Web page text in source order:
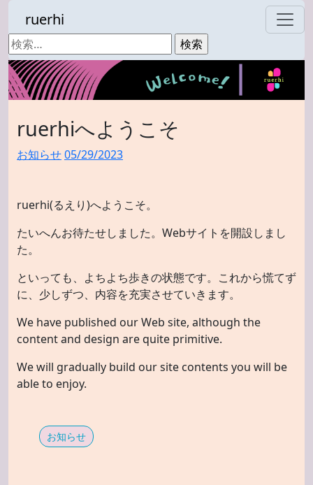
ruerhi
検
索:
ruerhiへようこそ
お知らせ05/29/2023
ruerhi(るえり)へようこそ。
たいへんお待たせしました。Webサイトを開設しまし
た。
といっても、よちよち歩きの状態です。これから慌てず
に、少しずつ、内容を充実させていきます。
We have published our Web site, although the
content and design are quite primitive.
We will gradually build our site contents you will be
able to enjoy.
お知らせ